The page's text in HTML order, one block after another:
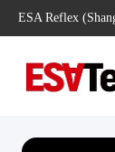
ESA Reflex